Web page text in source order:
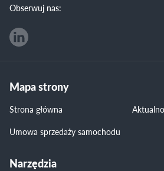
Obserwuj nas:
Mapa strony
Strona główna
Umowa sprzedaży samochodu
Narzędzia